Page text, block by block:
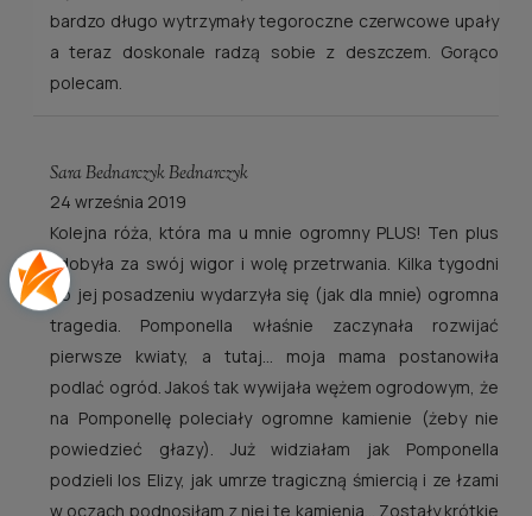
bardzo długo wytrzymały tegoroczne czerwcowe upały
a teraz doskonale radzą sobie z deszczem. Gorąco
polecam.
Sara Bednarczyk Bednarczyk
24 września 2019
Kolejna róża, która ma u mnie ogromny PLUS! Ten plus
zdobyła za swój wigor i wolę przetrwania. Kilka tygodni
po jej posadzeniu wydarzyła się (jak dla mnie) ogromna
tragedia. Pomponella właśnie zaczynała rozwijać
pierwsze kwiaty, a tutaj... moja mama postanowiła
podlać ogród. Jakoś tak wywijała wężem ogrodowym, że
na Pomponellę poleciały ogromne kamienie (żeby nie
powiedzieć głazy). Już widziałam jak Pomponella
podzieli los Elizy, jak umrze tragiczną śmiercią i ze łzami
w oczach podnosiłam z niej te kamienia... Zostały krótkie